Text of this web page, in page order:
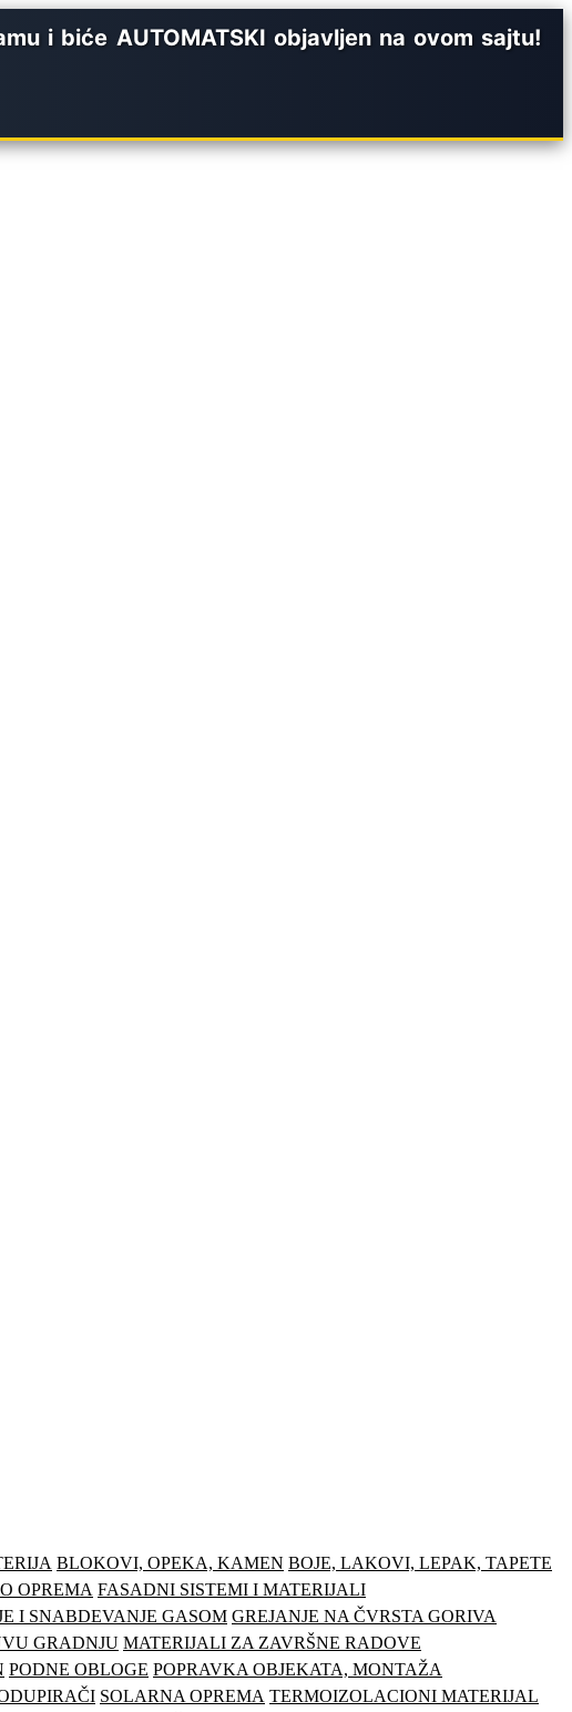
i biće AUTOMATSKI objavljen na ovom sajtu!
BLOKOVI, OPEKA, KAMEN BOJE, LAKOVI, LEPAK, TAPETE
OPREMA FASADNI SISTEMI I MATERIJALI
I SNABDEVANJE GASOM GREJANJE NA ČVRSTA GORIVA
GRADNJU MATERIJALI ZA ZAVRŠNE RADOVE
PODNE OBLOGE POPRAVKA OBJEKATA, MONTAŽA
SOLARNA OPREMA TERMOIZOLACIONI MATERIJAL